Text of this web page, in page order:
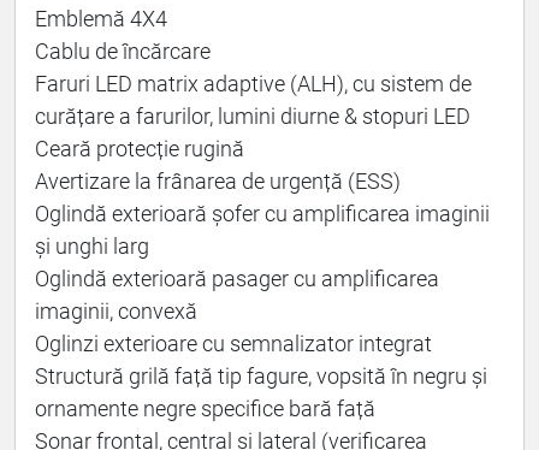
Emblemă 4X4
Cablu de încărcare
Faruri LED matrix adaptive (ALH), cu sistem de
curățare a farurilor, lumini diurne & stopuri LED
Ceară protecție rugină
Avertizare la frânarea de urgență (ESS)
Oglindă exterioară șofer cu amplificarea imaginii
și unghi larg
Oglindă exterioară pasager cu amplificarea
imaginii, convexă
Oglinzi exterioare cu semnalizator integrat
Structură grilă față tip fagure, vopsită în negru și
ornamente negre specifice bară față
Sonar frontal, central și lateral (verificarea